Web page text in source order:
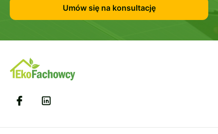
Umów się na konsultację